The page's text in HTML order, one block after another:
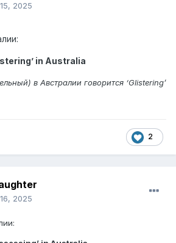
2025
in Australia
в Австралии говорится ‘Glistering’
2
2025